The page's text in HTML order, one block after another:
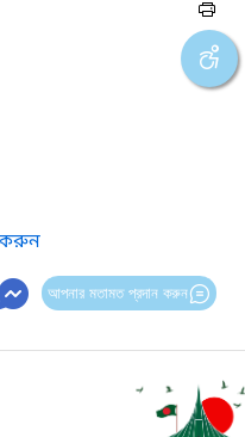
করুন
আপনার মতামত প্রদান করুন